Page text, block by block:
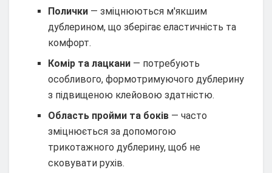
Полички — зміцнюються м'якшим
дублерином, що зберігає еластичність та
комфорт.
Комір та лацкани — потребують
особливого, формотримуючого дублерину
з підвищеною клейовою здатністю.
Область пройми та боків — часто
зміцнюється за допомогою
трикотажного дублерину, щоб не
сковувати рухів.